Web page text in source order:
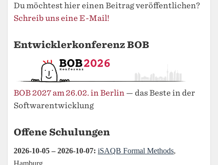
Du möchtest hier einen Beitrag veröffentlichen?
Schreib uns eine E-Mail!
Entwicklerkonferenz BOB
BOB 2027 am 26.02. in Berlin — das Beste in der
Softwarentwicklung
Offene Schulungen